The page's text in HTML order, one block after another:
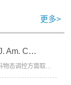
更多>
我院康宝蕾、李强教授团队在J. Am. Chem. Soc.发表...
近日，我院磁电化学研究团队在量子材料物态调控方面取得重要进展。该团队在有机离子插层的范德华反铁磁体MnPSe3中...